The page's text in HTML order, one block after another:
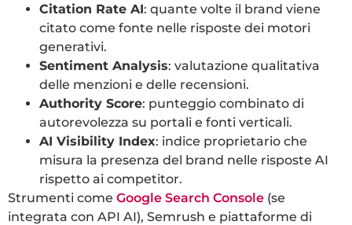
Citation Rate AI: quante volte il brand viene
citato come fonte nelle risposte dei motori
generativi.
Sentiment Analysis: valutazione qualitativa
delle menzioni e delle recensioni.
Authority Score: punteggio combinato di
autorevolezza su portali e fonti verticali.
AI Visibility Index: indice proprietario che
misura la presenza del brand nelle risposte AI
rispetto ai competitor.
Strumenti come Google Search Console (se
integrata con API AI), Semrush e piattaforme di